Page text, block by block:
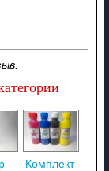
Комплект